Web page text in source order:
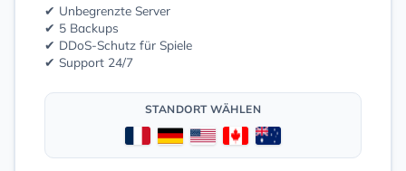
✔ Unbegrenzte Server
✔ 5 Backups
✔ DDoS-Schutz für Spiele
✔ Support 24/7
STANDORT WÄHLEN